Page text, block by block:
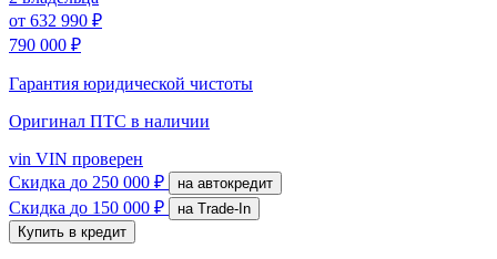
от 632 990 ₽
790 000 ₽
Гарантия юридической чистоты
Оригинал ПТС в наличии
vin VIN проверен
Скидка до 250 000 ₽ на автокредит
Скидка до 150 000 ₽
на Trade-In
Купить в кредит